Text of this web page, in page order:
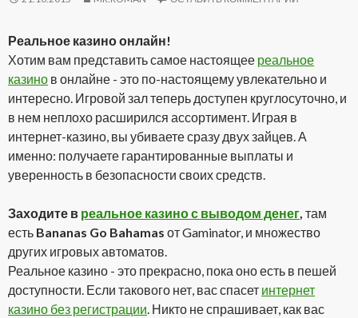
Реальное казино онлайн!
Хотим вам представить самое настоящее реальное
казино в онлайне - это по-настоящему увлекательно и
интересно. Игровой зал теперь доступен круглосуточно, и
в нем неплохо расширился ассортимент. Играя в
интернет-казино, вы убиваете сразу двух зайцев. А
именно: получаете гарантированные выплаты и
уверенность в безопасности своих средств.
Заходите в реальное казино с выводом денег, там
есть Bananas Go Bahamas от Gaminator, и множество
других игровых автоматов.
Реальное казино - это прекрасно, пока оно есть в пешей
доступности. Если такового нет, вас спасет интернет
казино без регистрации. Никто не спрашивает, как вас